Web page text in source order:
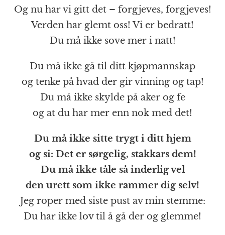
Og nu har vi gitt det – forgjeves, forgjeves!
Verden har glemt oss! Vi er bedratt!
Du må ikke sove mer i natt!
Du må ikke gå til ditt kjøpmannskap
og tenke på hvad der gir vinning og tap!
Du må ikke skylde på aker og fe
og at du har mer enn nok med det!
Du må ikke sitte trygt i ditt hjem
og si: Det er sørgelig, stakkars dem!
Du må ikke tåle så inderlig vel
den urett som ikke rammer dig selv!
Jeg roper med siste pust av min stemme:
Du har ikke lov til å gå der og glemme!